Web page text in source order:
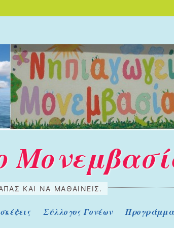
ΚΑΙ ΝΑ ΜΑΘΑΊΝΕΙΣ.
Σύλλογος Γονέων